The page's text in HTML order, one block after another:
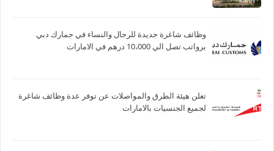
وظائف شاغرة جديدة للرجال والنساء في جمارك دبي
برواتب تصل الي 10،000 درهم في الامارات
تعلن هيئة الطرق والمواصلات عن توفر عدة وظائف شاغرة
لجميع الجنسيات بالامارات